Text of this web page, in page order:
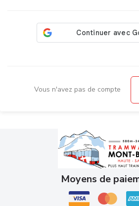
Vous n'avez pas de compte
Moyens de